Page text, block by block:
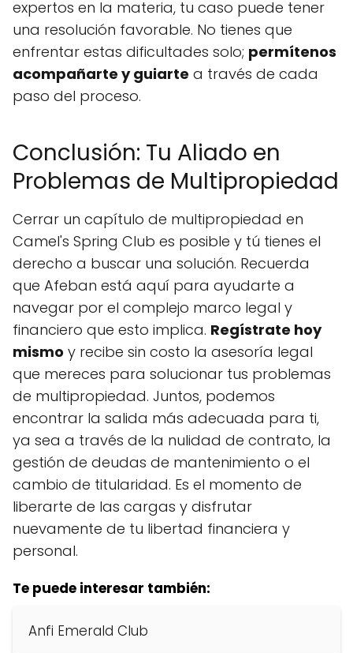
expertos en la materia, tu caso puede tener
una resolución favorable. No tienes que
enfrentar estas dificultades solo; permítenos
acompañarte y guiarte a través de cada
paso del proceso.
Conclusión: Tu Aliado en
Problemas de Multipropiedad
Cerrar un capítulo de multipropiedad en
Camel's Spring Club es posible y tú tienes el
derecho a buscar una solución. Recuerda
que Afeban está aquí para ayudarte a
navegar por el complejo marco legal y
financiero que esto implica. Regístrate hoy
mismo y recibe sin costo la asesoría legal
que mereces para solucionar tus problemas
de multipropiedad. Juntos, podemos
encontrar la salida más adecuada para ti,
ya sea a través de la nulidad de contrato, la
gestión de deudas de mantenimiento o el
cambio de titularidad. Es el momento de
liberarte de las cargas y disfrutar
nuevamente de tu libertad financiera y
personal.
Te puede interesar también:
Anfi Emerald Club